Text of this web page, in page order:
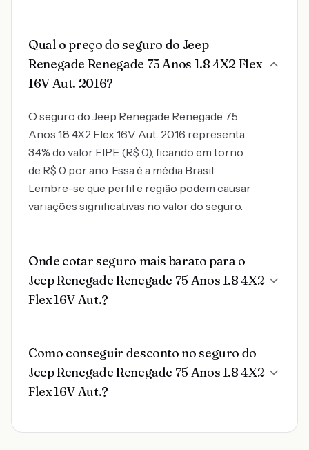
Qual o preço do seguro do Jeep
Renegade Renegade 75 Anos 1.8 4X2 Flex
16V Aut. 2016?
O seguro do Jeep Renegade Renegade 75
Anos 1.8 4X2 Flex 16V Aut. 2016 representa
3.4% do valor FIPE (R$ 0), ficando em torno
de R$ 0 por ano. Essa é a média Brasil.
Lembre-se que perfil e região podem causar
variações significativas no valor do seguro.
Onde cotar seguro mais barato para o
Jeep Renegade Renegade 75 Anos 1.8 4X2
Flex 16V Aut.?
Como conseguir desconto no seguro do
Jeep Renegade Renegade 75 Anos 1.8 4X2
Flex 16V Aut.?